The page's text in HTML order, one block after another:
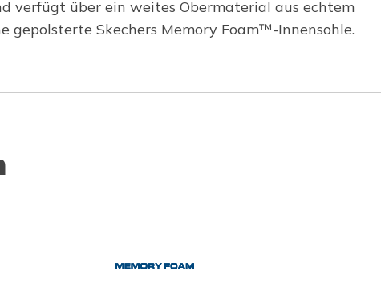
verfügt über ein weites Obermaterial aus echtem
gepolsterte Skechers Memory Foam™-Innensohle.